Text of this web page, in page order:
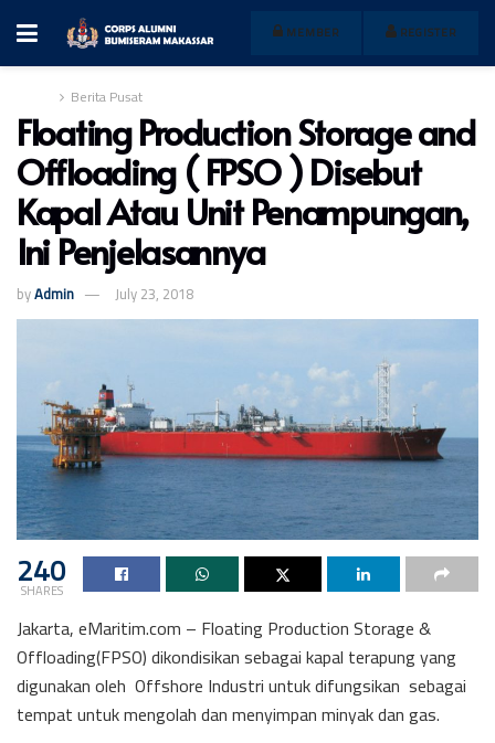
MEMBER REGISTER
Berita Pusat
Floating Production Storage and
Offloading ( FPSO ) Disebut
Kapal Atau Unit Penampungan,
Ini Penjelasannya
byAdmin July 23, 2018
240
SHARES
Jakarta, eMaritim.com – Floating Production Storage &
Offloading(FPSO) dikondisikan sebagai kapal terapung yang
digunakan oleh Offshore Industri untuk difungsikan sebagai
tempat untuk mengolah dan menyimpan minyak dan gas.